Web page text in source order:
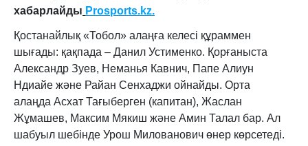
хабарлайды Prosports.kz.
Қостанайлық «Тобол» алаңға келесі құраммен
шығады: қақпада – Данил Устименко. Қорғаныста
Александр Зуев, Неманья Кавнич, Папе Алиун
Ндиайе және Райан Сенхаджи ойнайды. Орта
алаңда Асхат Тағыберген (капитан), Жаслан
Жұмашев, Максим Мякиш және Амин Талал бар. Ал
шабуыл шебінде Урош Милованович өнер көрсетеді.